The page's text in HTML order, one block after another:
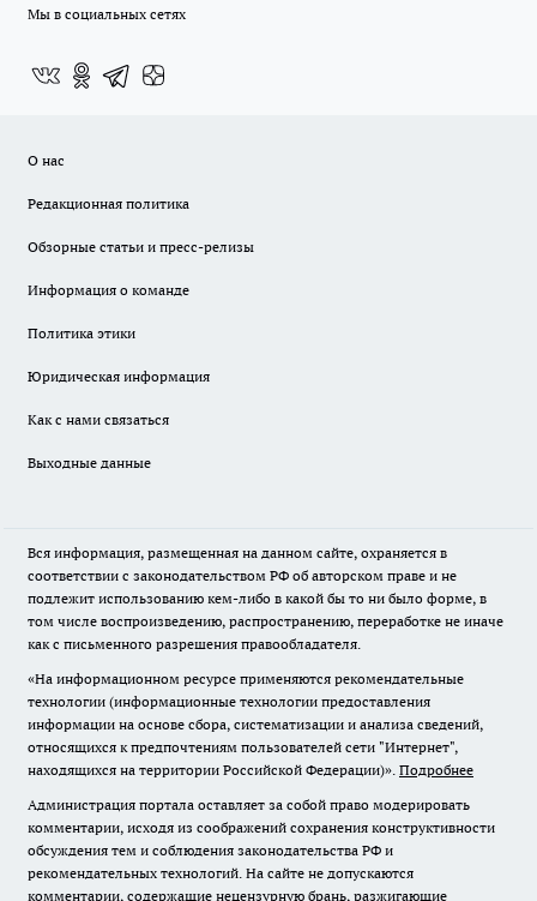
Мы в социальных сетях
О нас
Редакционная политика
Обзорные статьи и пресс-релизы
Информация о команде
Политика этики
Юридическая информация
Как с нами связаться
Выходные данные
Вся информация, размещенная на данном сайте, охраняется в
соответствии с законодательством РФ об авторском праве и не
подлежит использованию кем-либо в какой бы то ни было форме, в
том числе воспроизведению, распространению, переработке не иначе
как с письменного разрешения правообладателя.
«На информационном ресурсе применяются рекомендательные
технологии (информационные технологии предоставления
информации на основе сбора, систематизации и анализа сведений,
относящихся к предпочтениям пользователей сети "Интернет",
находящихся на территории Российской Федерации)». Подробнее
Администрация портала оставляет за собой право модерировать
комментарии, исходя из соображений сохранения конструктивности
обсуждения тем и соблюдения законодательства РФ и
рекомендательных технологий. На сайте не допускаются
комментарии, содержащие нецензурную брань, разжигающие